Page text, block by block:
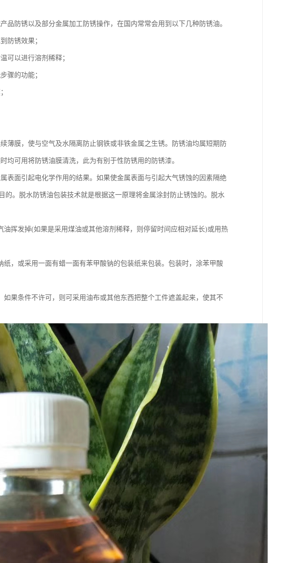
品防锈以及部分金属加工防锈操作，在国内常常会用到以下几种防锈油。
防锈效果；
可以进行溶剂稀释；
骤的功能；
薄膜，使与空气及水隔离防止钢铁或非铁金属之生锈。防锈油均属短期防
均可用将防锈油膜清洗，此为有别于性防锈用的防锈漆。
表面引起电化学作用的结果。如果使金属表面与引起大气锈蚀的因素隔绝
。脱水防锈油包装技术就是根据这一原理将金属涂封防止锈蚀的。脱水
挥发掉(如果是采用煤油或其他溶剂稀释，则停留时间应相对延长)或用热
，或采用一面有蜡一面有苯甲酸钠的包装纸来包装。包装时，涂苯甲酸
果条件不许可，则可采用油布或其他东西把整个工件遮盖起来，使其不